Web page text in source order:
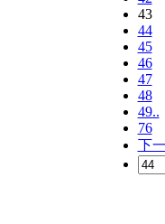
43
44
45
46
47
48
49..
76
下